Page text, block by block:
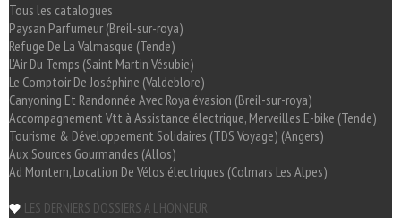
Tous les catalogues
Paysan Parfumeur (Breil-sur-roya)
Refuge De La Valmasque (Tende)
L'Air Du Temps (Saint Martin Vésubie)
Le Comptoir De Joséphine (Valdeblore)
Canyoning Et Randonnée Avec Roya évasion (Breil-sur-roya)
Accompagnement Vtt à Assistance électrique, Merveilles E-bike (Tende)
Tourisme & Développement Solidaires (TDS Voyage) (Angers)
Aux Sources Gourmandes (Allos)
Ad Montem, Location De Vélos électriques (Colmars Les Alpes)
LES DERNIERS DOSSIERS A L'HONNEUR